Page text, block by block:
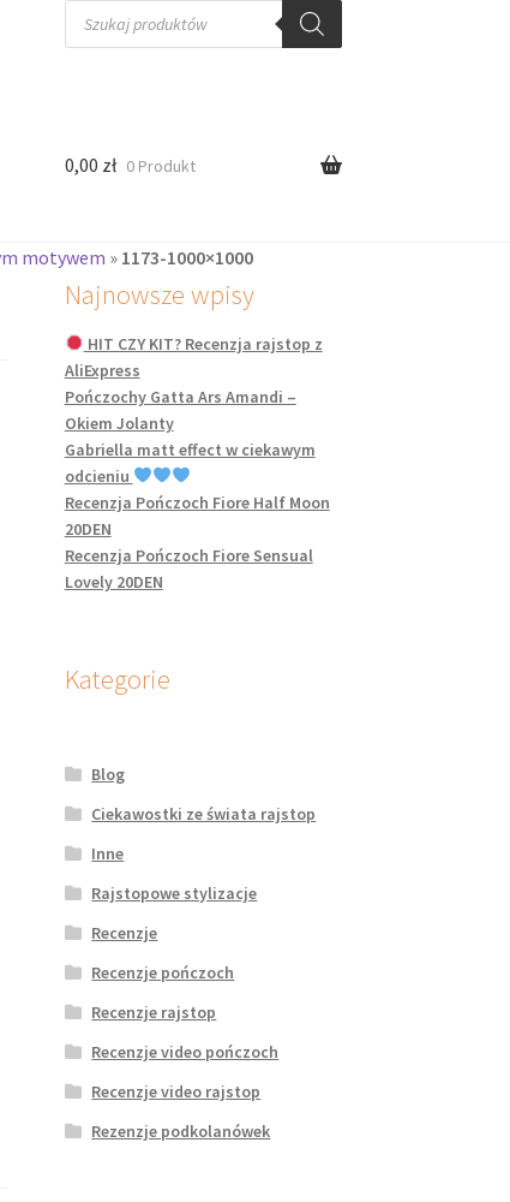
Wyszukiwarka
produktów
0,00 zł 0 Produkt
motywem » 1173-1000×1000
Najnowsze wpisy
HIT CZY KIT? Recenzja rajstop z
AliExpress
Pończochy Gatta Ars Amandi –
Okiem Jolanty
Gabriella matt effect w ciekawym
odcieniu
Recenzja Pończoch Fiore Half Moon
20DEN
Recenzja Pończoch Fiore Sensual
Lovely 20DEN
Kategorie
Blog
Ciekawostki ze świata rajstop
Inne
Rajstopowe stylizacje
Recenzje
Recenzje pończoch
Recenzje rajstop
Recenzje video pończoch
Recenzje video rajstop
Rezenzje podkolanówek